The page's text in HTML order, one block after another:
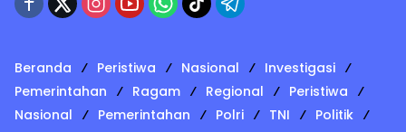
Beranda Peristiwa Nasional
Investigasi
Pemerintahan
Ragam Regional
Peristiwa
Nasional
Pemerintahan Polri TNI
Politik